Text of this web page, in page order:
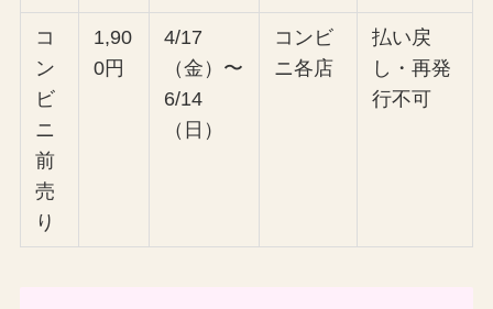
コ
ン
ビ
ニ
前
売
り
1,90
0円
4/17
（金）〜
6/14
（日）
コンビ
ニ各店
払い戻
し・再発
行不可